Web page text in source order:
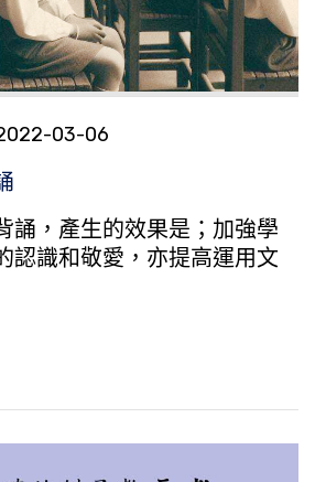
03-06
誦，產生的效果是；加強學
認識和敬愛，亦提高運用文